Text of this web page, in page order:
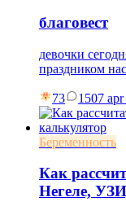
благовест
девочки
праздником
73 1507
Беременность
Как
Негеле,